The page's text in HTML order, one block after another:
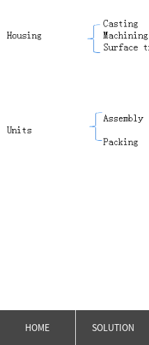
HOME SOLUTION